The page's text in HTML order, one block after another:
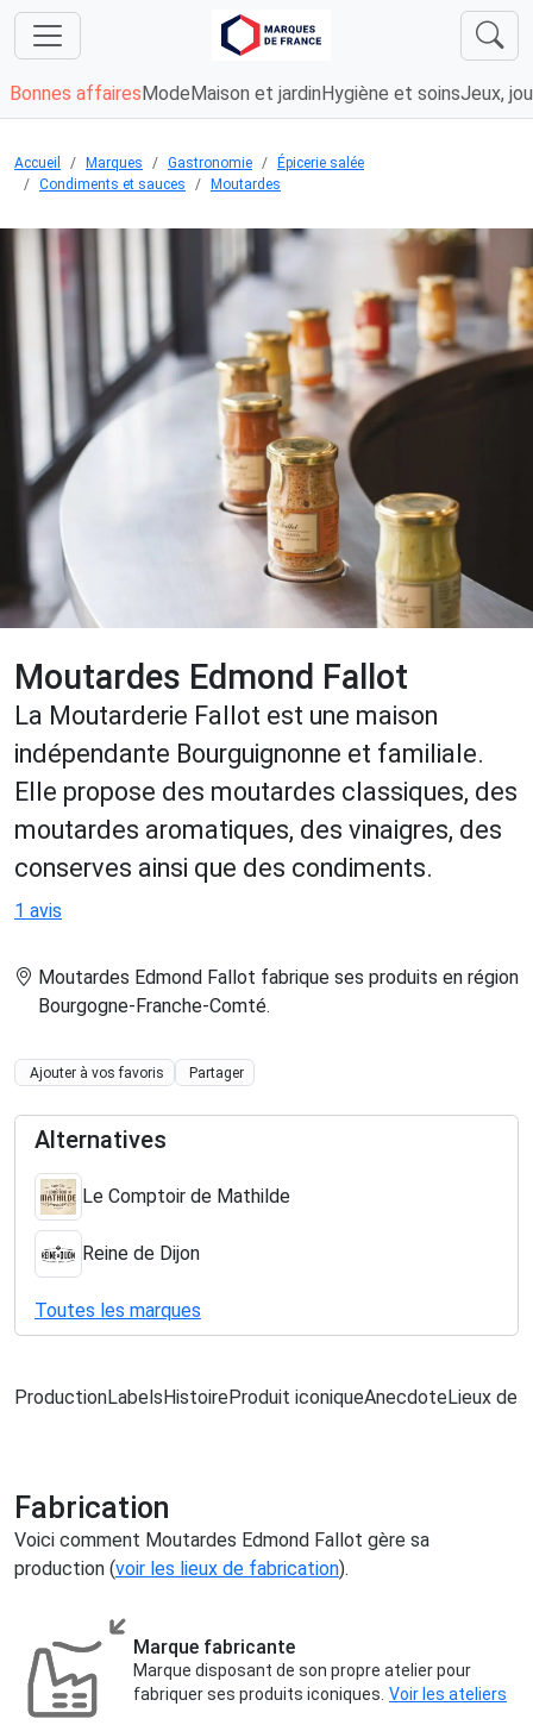
Bonnes affaires Mode Maison et jardin Hygiène et soinsJeux,
Accueil Marques Gastronomie
Épicerie salée
Condiments et sauces
Moutardes
Chargement...
Moutardes Edmond Fallot
La Moutarderie Fallot est une maison
indépendante Bourguignonne et familiale.
Elle propose des moutardes classiques, des
moutardes aromatiques, des vinaigres, des
conserves ainsi que des condiments.
1 avis
Moutardes Edmond Fallot fabrique ses produits en région
Bourgogne-Franche-Comté.
Ajouter à vos favoris Partager
Alternatives
Le Comptoir de Mathilde
Reine de Dijon
Toutes les marques
ProductionLabelsHistoireProduit iconiqueAnecdoteLieux de
Fabrication
Voici comment Moutardes Edmond Fallot gère sa
production (voir les lieux de fabrication).
Marque fabricante
Marque disposant de son propre atelier pour
fabriquer ses produits iconiques. Voir les ateliers